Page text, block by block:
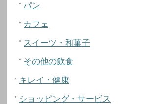
パン
カフェ
スイーツ・和菓子
その他の飲食
キレイ・健康
ショッピング・サービス